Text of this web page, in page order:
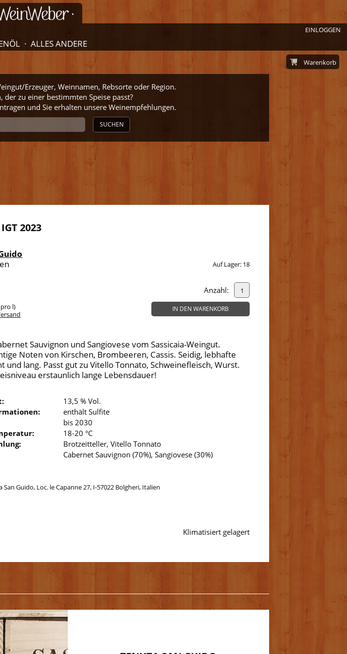
EINLOGGEN
ALLES ANDERE
Erzeuger, Weinnamen, Rebsorte oder Region.
der zu einer bestimmten Speise passt?
und Sie erhalten unsere Weinempfehlungen.
SUCHEN
Warenkorb
IGT 2023
l)
Auf Lager: 18
Anzahl:
IN DEN WARENKORB
Sauvignon und Sangiovese vom Sassicaia-Weingut.
Noten von Kirschen, Brombeeren, Cassis. Seidig, lebhafte
und lang. Passt gut zu Vitello Tonnato, Schweinefleisch, Wurst.
erstaunlich lange Lebensdauer!
13,5 % Vol.
enthält Sulfite
bis 2030
18-20 °C
Brotzeitteller, Vitello Tonnato
Cabernet Sauvignon (70%), Sangiovese (30%)
San Guido, Loc. le Capanne 27, I-57022 Bolgheri, Italien
Klimatisiert gelagert